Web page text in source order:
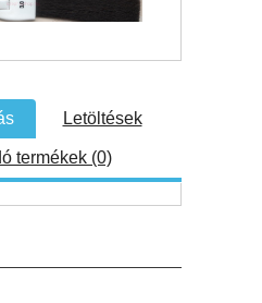
Letöltések
termékek (0)